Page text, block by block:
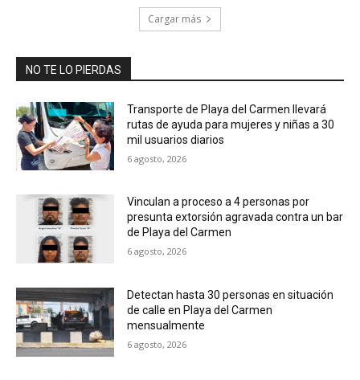
Cargar más
NO TE LO PIERDAS
Transporte de Playa del Carmen llevará
rutas de ayuda para mujeres y niñas a 30
mil usuarios diarios
6 agosto, 2026
Vinculan a proceso a 4 personas por
presunta extorsión agravada contra un bar
de Playa del Carmen
6 agosto, 2026
Detectan hasta 30 personas en situación
de calle en Playa del Carmen
mensualmente
6 agosto, 2026